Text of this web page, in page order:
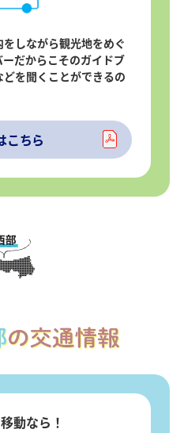
しながら観光地をめぐ
だからこそのガイドブ
を聞くことができるの
こちら
動なら！